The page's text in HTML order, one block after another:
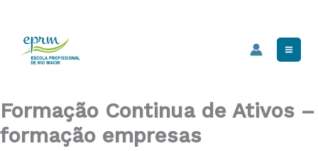
content
Formação Continua de Ativos –
formação empresas